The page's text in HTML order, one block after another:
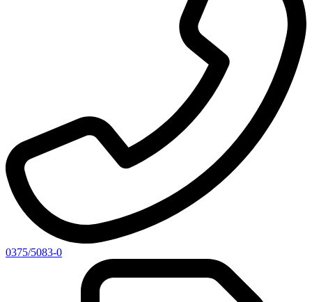
0375/5083-0